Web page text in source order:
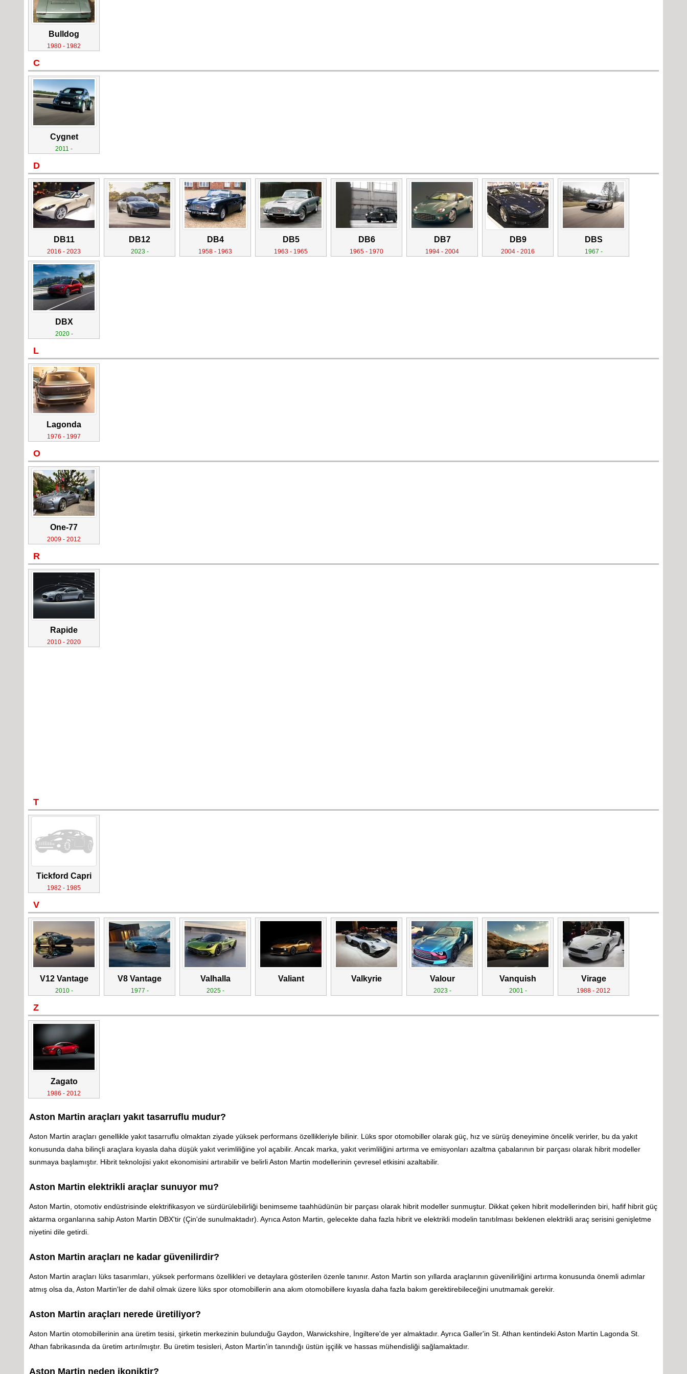
Bulldog
1980 - 1982
C
Cygnet
2011 -
D
DB11
2016 - 2023
DB12
2023 -
DB4
1958 - 1963
DB5
1963 - 1965
DB6
1965 - 1970
DB7
1994 - 2004
DB9
2004 - 2016
DBS
1967 -
DBX
2020 -
L
Lagonda
1976 - 1997
O
One-77
2009 - 2012
R
Rapide
2010 - 2020
T
Tickford Capri
1982 - 1985
V
V12 Vantage
2010 -
V8 Vantage
1977 -
Valhalla
2025 -
Valiant Valkyrie Valour
2023 -
Vanquish
2001 -
Virage
1988 - 2012
Z
Zagato
1986 - 2012
Aston Martin araçları yakıt tasarruflu mudur?
Aston Martin araçları genellikle yakıt tasarruflu olmaktan ziyade yüksek performans özellikleriyle bilinir. Lüks spor otomobiller olarak güç, hız ve sürüş deneyimine öncelik verirler, bu da yakıt
konusunda daha bilinçli araçlara kıyasla daha düşük yakıt verimliliğine yol açabilir. Ancak marka, yakıt verimliliğini artırma ve emisyonları azaltma çabalarının bir parçası olarak hibrit modeller
sunmaya başlamıştır. Hibrit teknolojisi yakıt ekonomisini artırabilir ve belirli Aston Martin modellerinin çevresel etkisini azaltabilir.
Aston Martin elektrikli araçlar sunuyor mu?
Aston Martin, otomotiv endüstrisinde elektrifikasyon ve sürdürülebilirliği benimseme taahhüdünün bir parçası olarak hibrit modeller sunmuştur. Dikkat çeken hibrit modellerinden biri, hafif hibrit güç
aktarma organlarına sahip Aston Martin DBX'tir (Çin'de sunulmaktadır). Ayrıca Aston Martin, gelecekte daha fazla hibrit ve elektrikli modelin tanıtılması beklenen elektrikli araç serisini genişletme
niyetini dile getirdi.
Aston Martin araçları ne kadar güvenilirdir?
Aston Martin araçları lüks tasarımları, yüksek performans özellikleri ve detaylara gösterilen özenle tanınır. Aston Martin son yıllarda araçlarının güvenilirliğini artırma konusunda önemli adımlar
atmış olsa da, Aston Martin'ler de dahil olmak üzere lüks spor otomobillerin ana akım otomobillere kıyasla daha fazla bakım gerektirebileceğini unutmamak gerekir.
Aston Martin araçları nerede üretiliyor?
Aston Martin otomobillerinin ana üretim tesisi, şirketin merkezinin bulunduğu Gaydon, Warwickshire, İngiltere'de yer almaktadır. Ayrıca Galler'in St. Athan kentindeki Aston Martin Lagonda St.
Athan fabrikasında da üretim artırılmıştır. Bu üretim tesisleri, Aston Martin'in tanındığı üstün işçilik ve hassas mühendisliği sağlamaktadır.
Aston Martin neden ikoniktir?